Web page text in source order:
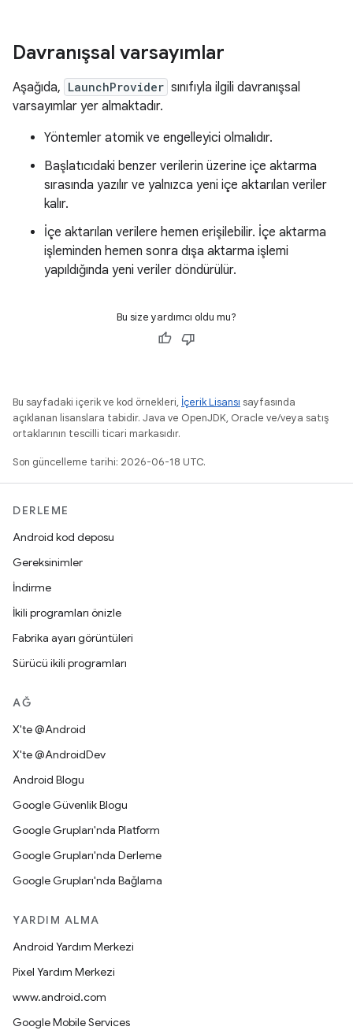
Davranışsal varsayımlar
Aşağıda, LaunchProvider sınıfıyla ilgili davranışsal
varsayımlar yer almaktadır.
Yöntemler atomik ve engelleyici olmalıdır.
Başlatıcıdaki benzer verilerin üzerine içe aktarma
sırasında yazılır ve yalnızca yeni içe aktarılan veriler
kalır.
İçe aktarılan verilere hemen erişilebilir. İçe aktarma
işleminden hemen sonra dışa aktarma işlemi
yapıldığında yeni veriler döndürülür.
Bu size yardımcı oldu mu?
Bu sayfadaki içerik ve kod örnekleri, İçerik Lisansı sayfasında
açıklanan lisanslara tabidir. Java ve OpenJDK, Oracle ve/veya satış
ortaklarının tescilli ticari markasıdır.
Son güncelleme tarihi: 2026-06-18 UTC.
DERLEME
Android kod deposu
Gereksinimler
İndirme
İkili programları önizle
Fabrika ayarı görüntüleri
Sürücü ikili programları
AĞ
X'te @Android
X'te @AndroidDev
Android Blogu
Google Güvenlik Blogu
Google Grupları'nda Platform
Google Grupları'nda Derleme
Google Grupları'nda Bağlama
YARDIM ALMA
Android Yardım Merkezi
Pixel Yardım Merkezi
www.android.com
Google Mobile Services